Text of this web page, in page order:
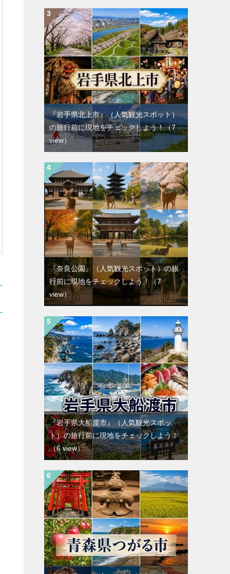
『岩手県北上市』（人気観光スポット）
の旅行前に現地をチェックしよう！（7
view）
『奈良公園』（人気観光スポット）の旅
行前に現地をチェックしよう！ （7
view）
『岩手県大船渡市』（人気観光スポッ
ト）の旅行前に現地をチェックしよう！
（6 view）